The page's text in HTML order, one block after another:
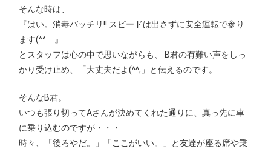
そんな時は、
『はい。消毒バッチリ!! スピードは出さずに安全運転で参り
ます(^^ゞ』
とスタッフは心の中で思いながらも、 B君の有難い声をしっ
かり受け止め、「大丈夫だよ(^^;」と伝えるのです。
そんなB君。
いつも張り切ってAさんが決めてくれた通りに、真っ先に車
に乗り込むのですが・・・
時々、「後ろやだ。」「ここがいい。」と友達が座る席や乗